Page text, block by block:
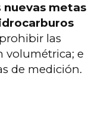
nuevas metas
las
volumétrica; e
de medición.